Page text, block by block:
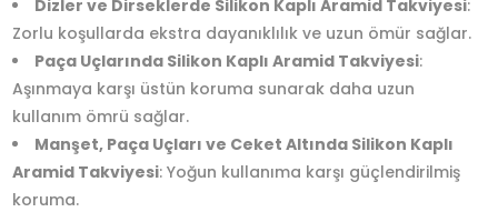
Dizler ve Dirseklerde Silikon Kaplı Aramid Takviyesi:
Zorlu koşullarda ekstra dayanıklılık ve uzun ömür sağlar.
Paça Uçlarında Silikon Kaplı Aramid Takviyesi:
Aşınmaya karşı üstün koruma sunarak daha uzun
kullanım ömrü sağlar.
Manşet, Paça Uçları ve Ceket Altında Silikon Kaplı
Aramid Takviyesi: Yoğun kullanıma karşı güçlendirilmiş
koruma.